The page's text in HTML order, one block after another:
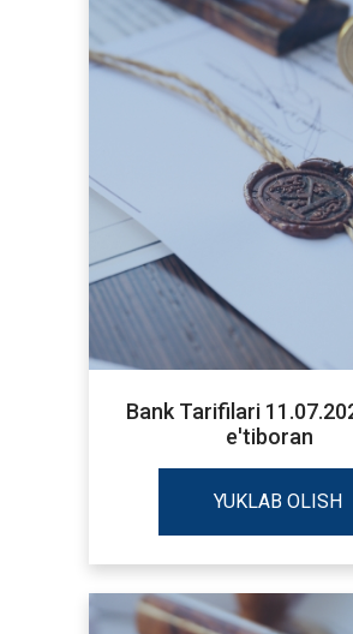
Bank Tarifilari
e'tiboran
YUKLAB OLISH